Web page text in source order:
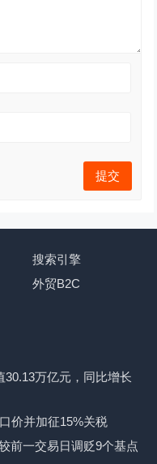
搜索引擎
外贸B2C
30.13万亿元，同比增长
价并加征15%关税
前一交易日调贬9个基点